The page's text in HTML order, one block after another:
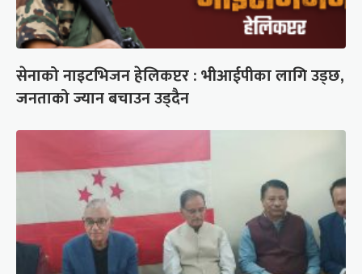
सेनाको नाइटभिजन हेलिकप्टर : भीआईपीका लागि उड्छ,
जनताको ज्यान बचाउन उड्दैन